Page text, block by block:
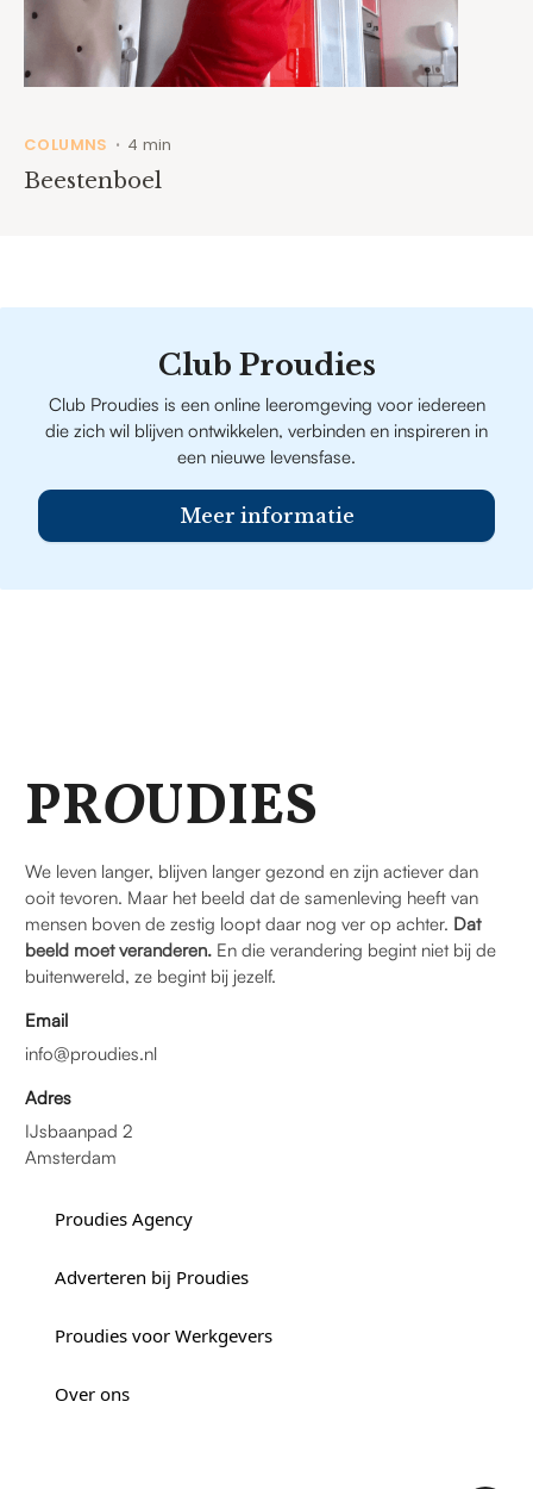
COLUMNS • 4 min
Beestenboel
Club Proudies
Club Proudies is een online leeromgeving voor iedereen
die zich wil blijven ontwikkelen, verbinden en inspireren in
een nieuwe levensfase.
Meer informatie
PROUDIES
We leven langer, blijven langer gezond en zijn actiever dan
ooit tevoren. Maar het beeld dat de samenleving heeft van
mensen boven de zestig loopt daar nog ver op achter. Dat
beeld moet veranderen. En die verandering begint niet bij de
buitenwereld, ze begint bij jezelf.
Email
info@proudies.nl
Adres
IJsbaanpad 2
Amsterdam
Proudies Agency
Adverteren bij Proudies
Proudies voor Werkgevers
Over ons